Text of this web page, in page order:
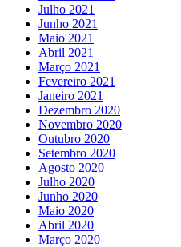
Julho 2021
Junho 2021
Maio 2021
Abril 2021
Março 2021
Fevereiro 2021
Janeiro 2021
Dezembro 2020
Novembro 2020
Outubro 2020
Setembro 2020
Agosto 2020
Julho 2020
Junho 2020
Maio 2020
Abril 2020
Março 2020